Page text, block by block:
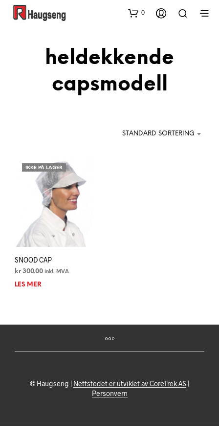
0
heldekkende
capsmodell
STANDARD SORTERING
IKKE PÅ LAGER
SNOOD CAP
kr 300.00 inkl. MVA
LES MER
© Haugseng | Nettstedet er utviklet av CoreTrek AS |
Personvern